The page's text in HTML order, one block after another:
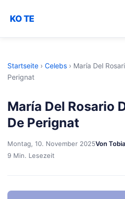
KO TE
Startseite › Celebs › María Del
Perignat
María Del Rosario
De Perignat
Montag, 10. November 2025Von
9 Min. Lesezeit